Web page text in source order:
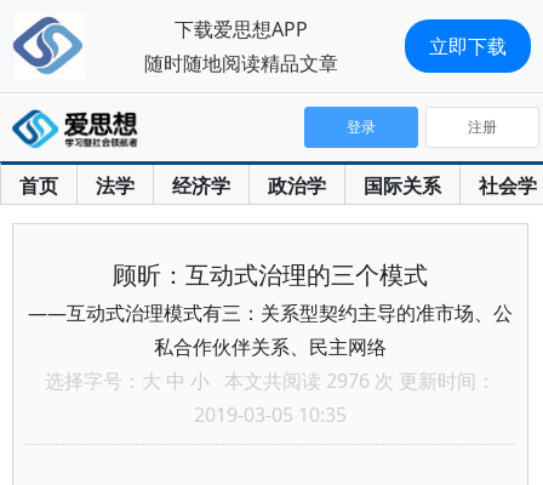
首页 法学 经济学 政治学 国际关系 社会学
登录 注册
顾昕：互动式治理的三个模式
——互动式治理模式有三：关系型契约主导的准市场、公
私合作伙伴关系、民主网络
选择字号： 大 中 小 本文共阅读 2976 次 更新时间：
2019-03-05 10:35
下载爱思想APP
随时随地阅读精品文章
立即下载